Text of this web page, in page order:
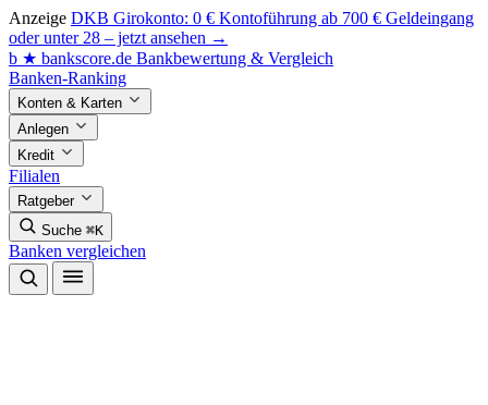
Anzeige DKB Girokonto: 0 € Kontoführung ab 700 € Geldeingang
oder unter 28 – jetzt ansehen →
b ★ bankscore.de Bankbewertung & Vergleich
Banken-Ranking
Konten & Karten
Anlegen
Kredit
Filialen
Ratgeber
Suche ⌘K
Banken vergleichen